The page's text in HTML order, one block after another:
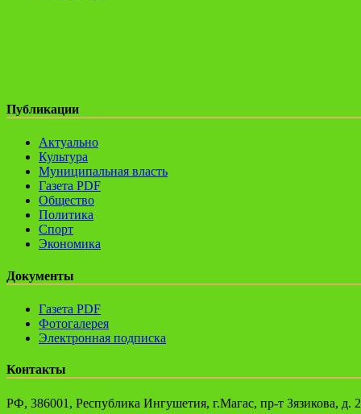
Публикации
Актуально
Культура
Муниципальная власть
Газета PDF
Общество
Политика
Спорт
Экономика
Документы
Газета PDF
Фотогалерея
Электронная подписка
Контакты
РФ, 386001, Республика Ингушетия, г.Магас, пр-т Зязикова, д. 2